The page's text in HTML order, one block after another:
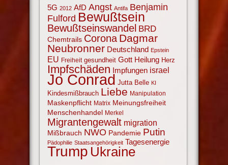
5G 2012 AfD Angst Antifa Benjamin
Fulford Bewußtsein
Bewußtseinswandel BRD
Chemtrails Corona Dagmar
Neubronner Deutschland Epstein
EU Freiheit gesundheit Gott Heilung Herz
Impfschäden Impfungen israel
Jo Conrad Jutta Belle KI
Kindesmißbrauch Liebe Manipulation
Maskenpflicht Matrix Meinungsfreiheit
Menschenhandel Merkel
Migrantengewalt migration
Mißbrauch NWO Pandemie Putin
Pädophilie Staatsangehörigkeit Tagesenergie
Trump Ukraine